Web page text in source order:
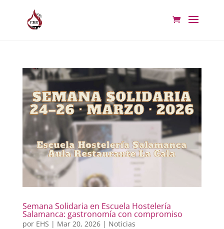
Semana Solidaria en Escuela Hostelería
Salamanca: gastronomía con compromiso
por EHS | Mar 20, 2026| Noticias